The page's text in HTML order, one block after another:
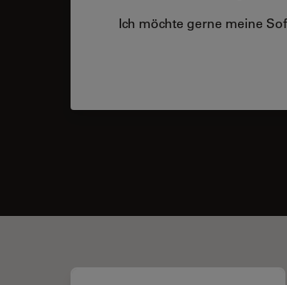
Ich möchte gerne meine